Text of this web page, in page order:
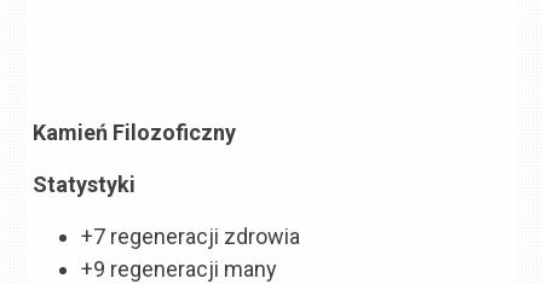
Kamień Filozoficzny
Statystyki
+7 regeneracji zdrowia
+9 regeneracji many